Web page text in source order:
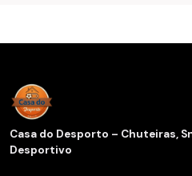
Casa do Desporto – Chuteiras,
Desportivo